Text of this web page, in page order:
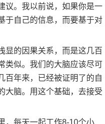
议。我以前说，如果你是一
于自己的信息，而要基于对
显的因果关系，而是这几百
类似。我们的大脑应该尽可
百年来，已经被证明了的自
大脑。用这个基础，去接受
，每天一起工作8-10个小